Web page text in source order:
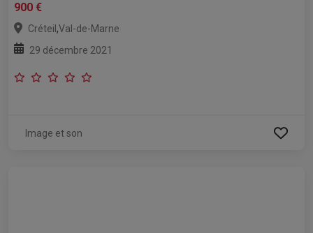
900 €
Créteil ,Val-de-Marne
29 décembre 2021
Image et son